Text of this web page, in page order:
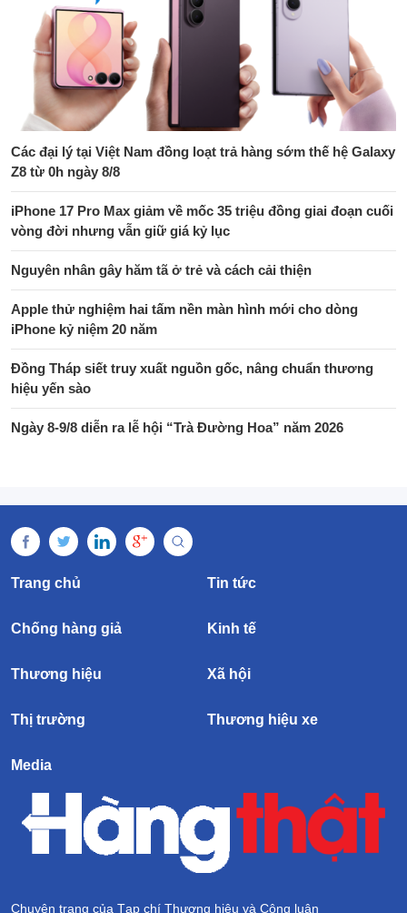
Các đại lý tại Việt Nam đồng loạt trả hàng sớm thế hệ Galaxy
Z8 từ 0h ngày 8/8
iPhone 17 Pro Max giảm về mốc 35 triệu đồng giai đoạn cuối
vòng đời nhưng vẫn giữ giá kỷ lục
Nguyên nhân gây hăm tã ở trẻ và cách cải thiện
Apple thử nghiệm hai tấm nền màn hình mới cho dòng
iPhone kỷ niệm 20 năm
Đồng Tháp siết truy xuất nguồn gốc, nâng chuẩn thương
hiệu yến sào
Ngày 8-9/8 diễn ra lễ hội “Trà Đường Hoa” năm 2026
Trang chủ Tin tức
Chống hàng giả Kinh tế
Thương hiệu Xã hội
Thị trường Thương hiệu xe
Media
Chuyên trang của Tạp chí Thương hiệu và Công luận